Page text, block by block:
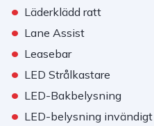
• Läderklädd ratt
• Lane Assist
• Leasebar
• LED Strålkastare
• LED-Bakbelysning
• LED-belysning invändigt